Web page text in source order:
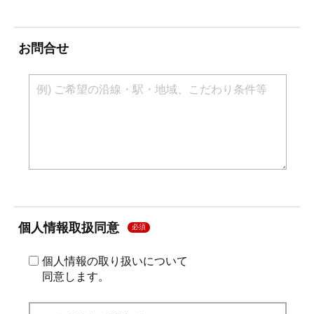
お問合せ
個人情報取扱同意 必須
個人情報の取り扱いについて
同意します。